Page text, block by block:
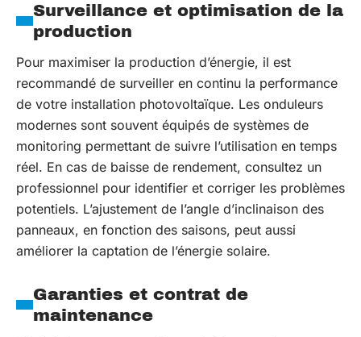
Surveillance et optimisation de la
production
Pour maximiser la production d’énergie, il est
recommandé de surveiller en continu la performance
de votre installation photovoltaïque. Les onduleurs
modernes sont souvent équipés de systèmes de
monitoring permettant de suivre l’utilisation en temps
réel. En cas de baisse de rendement, consultez un
professionnel pour identifier et corriger les problèmes
potentiels. L’ajustement de l’angle d’inclinaison des
panneaux, en fonction des saisons, peut aussi
améliorer la captation de l’énergie solaire.
Garanties et contrat de
maintenance